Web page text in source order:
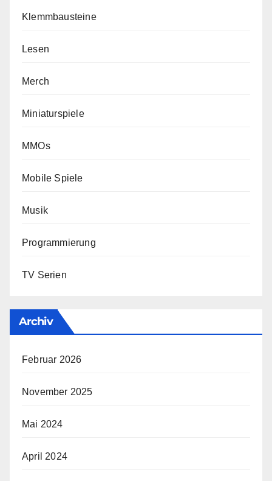
Klemmbausteine
Lesen
Merch
Miniaturspiele
MMOs
Mobile Spiele
Musik
Programmierung
TV Serien
Archiv
Februar 2026
November 2025
Mai 2024
April 2024